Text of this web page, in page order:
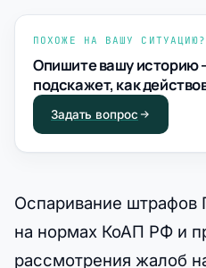
ПОХОЖЕ НА ВАШУ СИТУАЦИЮ?
Опишите вашу историю
подскажет, как
Задать вопрос
Оспаривание
на нормах КоАП РФ и
рассмотрения жалоб